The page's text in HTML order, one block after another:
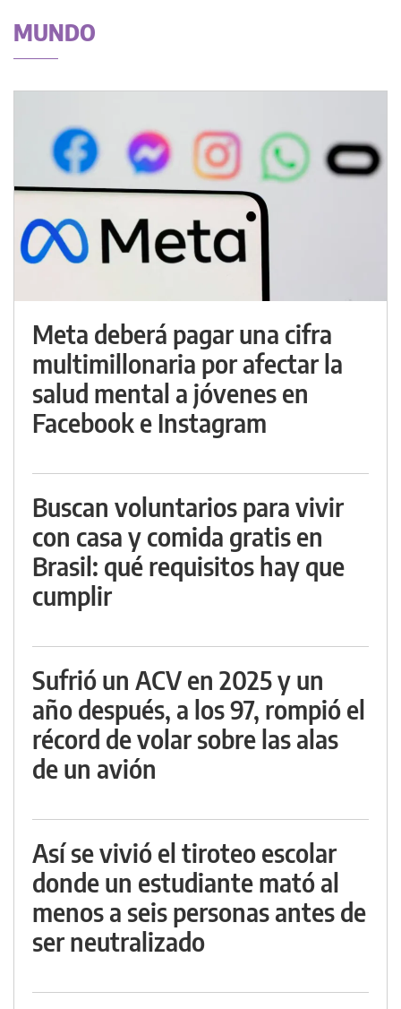
MUNDO
Meta deberá pagar una cifra
multimillonaria por afectar la
salud mental a jóvenes en
Facebook e Instagram
Buscan voluntarios para vivir
con casa y comida gratis en
Brasil: qué requisitos hay que
cumplir
Sufrió un ACV en 2025 y un
año después, a los 97, rompió el
récord de volar sobre las alas
de un avión
Así se vivió el tiroteo escolar
donde un estudiante mató al
menos a seis personas antes de
ser neutralizado